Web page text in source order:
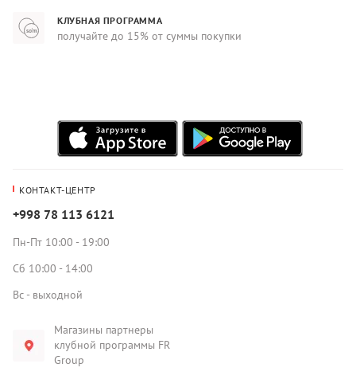
КЛУБНАЯ ПРОГРАММА
получайте до 15% от суммы покупки
КОНТАКТ-ЦЕНТР
+998 78 113 6121
Пн-Пт 10:00 - 19:00
Сб 10:00 - 14:00
Вс - выходной
Магазины партнеры
клубной программы FR
Group